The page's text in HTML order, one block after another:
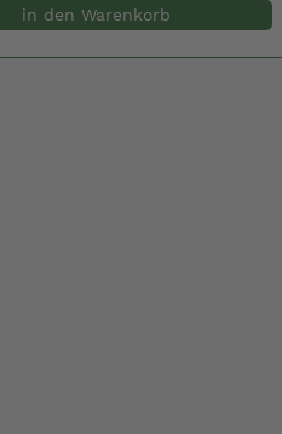
in den Warenkorb